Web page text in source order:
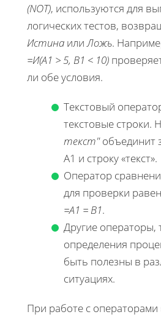
(NOT), используются для
логических тестов,
Истина илиЛожь.
=И(A1 > 5, B1 < 10)
ли обе условия.
Текстовый
текстовые строки.
текст"объединит
A1 и строку «текст».
Оператор
для проверки
=A1 = B1.
Другие операторы,
определения
быть полезны в
ситуациях.
При работе с